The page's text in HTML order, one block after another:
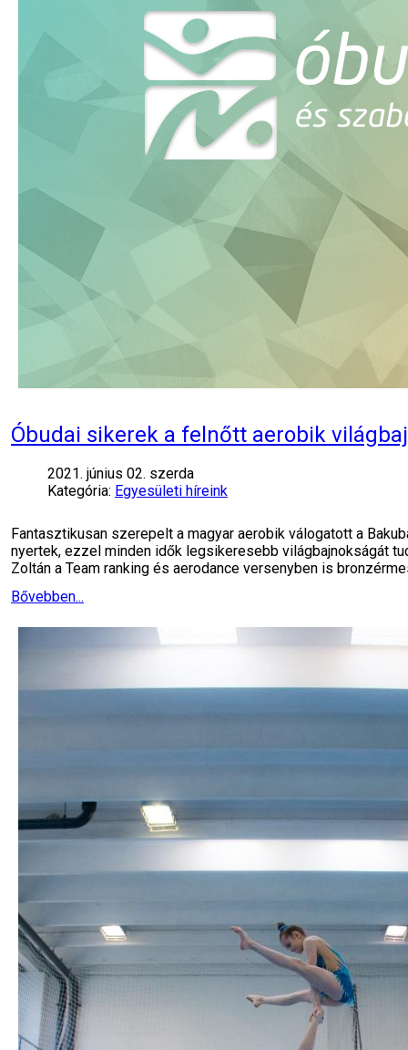
Óbudai sikerek a felnőtt aerobik
2021. június 02. szerda
Kategória: Egyesületi híreink
Fantasztikusan szerepelt a magyar aerobik válogatott a
nyertek, ezzel minden idők legsikeresebb világbajnokságát
Zoltán a Team ranking és aerodance versenyben is
Bővebben...